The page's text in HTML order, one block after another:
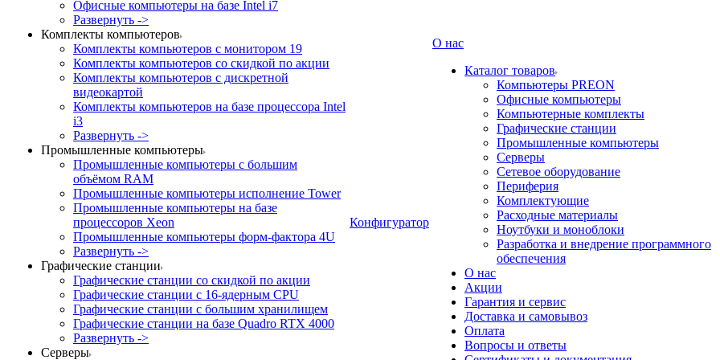
Офисные компьютеры на базе Intel i7
Развернуть ->
Комплекты компьютеров
Комплекты компьютеров с монитором 19
Комплекты компьютеров со скидкой по акции
Комплекты компьютеров с дискретной
видеокартой
Комплекты компьютеров на базе процессора Intel
i3
Развернуть ->
Промышленные компьютеры
Промышленные компьютеры с большим
объёмом RAM
Промышленные компьютеры исполнение Tower
Промышленные компьютеры на базе
процессоров Xeon
Промышленные компьютеры форм-фактора 4U
Развернуть ->
Графические станции
Графические станции со скидкой по акции
Графические станции с 16-ядерным CPU
Графические станции с большим хранилищем
Графические станции на базе Quadro RTX 4000
Развернуть ->
Серверы
Конфигуратор
О нас
Каталог товаров
Компьютеры PREON
Офисные компьютеры
Компьютерные комплекты
Графические станции
Промышленные компьютеры
Серверы
Сетевое оборудование
Периферия
Комплектующие
Расходные материалы
Ноутбуки и моноблоки
Разработка и внедрение программного
обеспечения
О нас
Акции
Гарантия и сервис
Доставка и самовывоз
Оплата
Вопросы и ответы